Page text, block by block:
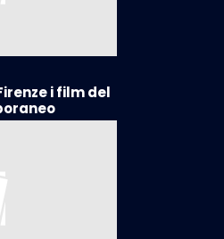
i film del